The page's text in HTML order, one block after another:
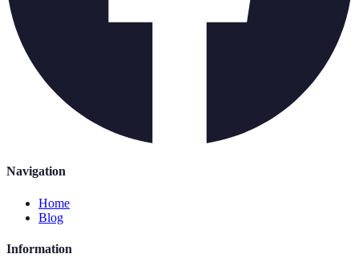
Navigation
Home
Blog
Information